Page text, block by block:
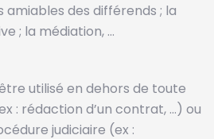
des différends ; la
; la médiation, …
utilisé en dehors de toute
: rédaction d’un contrat, …) ou
judiciaire (ex :